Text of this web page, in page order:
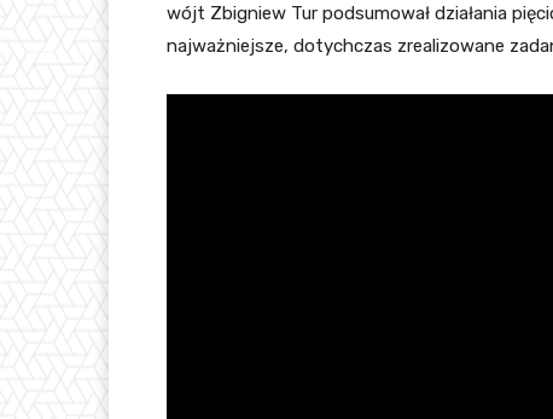
wójt Zbigniew Tur podsumował działania
najważniejsze, dotychczas zrealizowane